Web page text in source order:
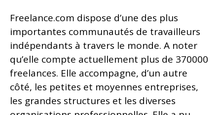
Freelance.com dispose d’une des plus
importantes communautés de travailleurs
indépendants à travers le monde. A noter
qu’elle compte actuellement plus de 370000
freelances. Elle accompagne, d’un autre
côté, les petites et moyennes entreprises,
les grandes structures et les diverses